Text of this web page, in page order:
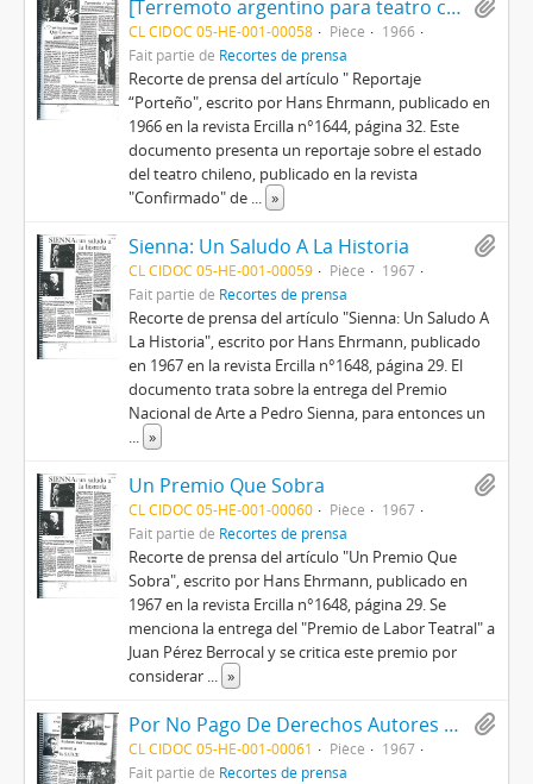
[Terremoto argentino para teatro chileno Reportaje “Porteño”]
CL CIDOC 05-HE-001-00058 Pièce
1966
Fait partie de Recortes de prensa
Recorte de prensa del artículo " Reportaje
“Porteño", escrito por Hans Ehrmann, publicado en
1966 en la revista Ercilla n°1644, página 32. Este
documento presenta un reportaje sobre el estado
del teatro chileno, publicado en la revista
"Confirmado" de ... »
Sienna: Un Saludo A La Historia
CL CIDOC 05-HE-001-00059 Pièce
1967
Fait partie de Recortes de prensa
Recorte de prensa del artículo "Sienna: Un Saludo A
La Historia", escrito por Hans Ehrmann, publicado
en 1967 en la revista Ercilla n°1648, página 29. El
documento trata sobre la entrega del Premio
Nacional de Arte a Pedro Sienna, para entonces un
... »
Un Premio Que Sobra
CL CIDOC 05-HE-001-00060 Pièce
1967
Fait partie de Recortes de prensa
Recorte de prensa del artículo "Un Premio Que
Sobra", escrito por Hans Ehrmann, publicado en
1967 en la revista Ercilla n°1648, página 29. Se
menciona la entrega del "Premio de Labor Teatral" a
Juan Pérez Berrocal y se critica este premio por
considerar ... »
Por No Pago De Derechos Autores Norteamericanos Acusan A La SATCH
CL CIDOC 05-HE-001-00061 Pièce
1967
Fait partie de Recortes de prensa